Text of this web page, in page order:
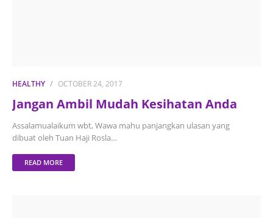
HEALTHY OCTOBER 24, 2017
Jangan Ambil Mudah Kesihatan Anda
Assalamualaikum wbt, Wawa mahu panjangkan ulasan yang
dibuat oleh Tuan Haji Rosla…
READ MORE